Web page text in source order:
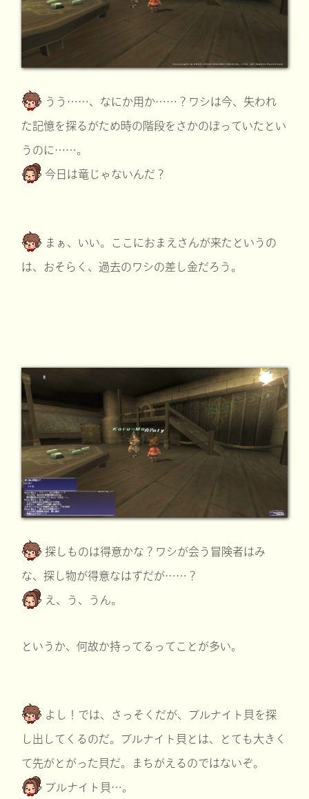
うう……、なにか用か……？ワシは今、失われ
た記憶を探るがため時の階段をさかのぼっていたとい
うのに……。
今日は竜じゃないんだ？
まぁ、いい。ここにおまえさんが来たというの
は、おそらく、過去のワシの差し金だろう。
探しものは得意かな？ワシが会う冒険者はみ
な、探し物が得意なはずだが……？
え、う、うん。
というか、何故か持ってるってことが多い。
よし！では、さっそくだが、ブルナイト貝を探
し出してくるのだ。ブルナイト貝とは、とても大きく
て先がとがった貝だ。まちがえるのではないぞ。
ブルナイト貝…。